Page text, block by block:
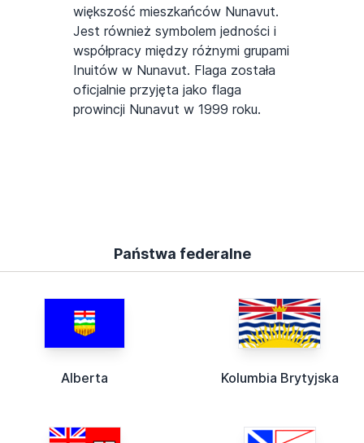
większość mieszkańców Nunavut.
Jest również symbolem jedności i
współpracy między różnymi grupami
Inuitów w Nunavut. Flaga została
oficjalnie przyjęta jako flaga
prowincji Nunavut w 1999 roku.
Państwa federalne
Alberta Kolumbia Brytyjska